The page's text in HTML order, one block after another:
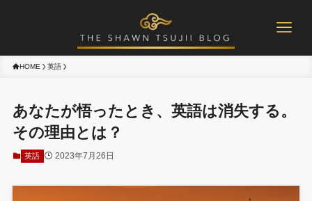
HOME 英語
あなたが悟ったとき、英語は消失する。
その理由とは？
英語 2023年7月26日